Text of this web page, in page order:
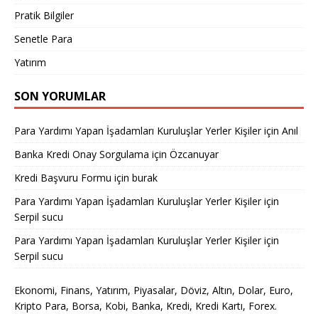
Pratik Bilgiler
Senetle Para
Yatırım
SON YORUMLAR
Para Yardımı Yapan İşadamları Kuruluşlar Yerler Kişileriçin Anıl
Banka Kredi Onay Sorgulama için Özcanuyar
Kredi Başvuru Formu için burak
Para Yardımı Yapan İşadamları Kuruluşlar Yerler Kişileriçin
Serpil sucu
Para Yardımı Yapan İşadamları Kuruluşlar Yerler Kişileriçin
Serpil sucu
Ekonomi, Finans, Yatırım, Piyasalar, Döviz, Altın, Dolar, Euro,
Kripto Para, Borsa, Kobi, Banka, Kredi, Kredi Kartı, Forex.